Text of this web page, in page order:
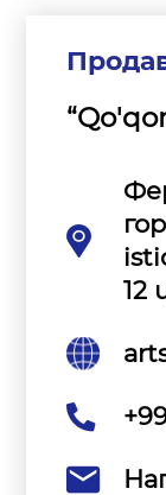
12